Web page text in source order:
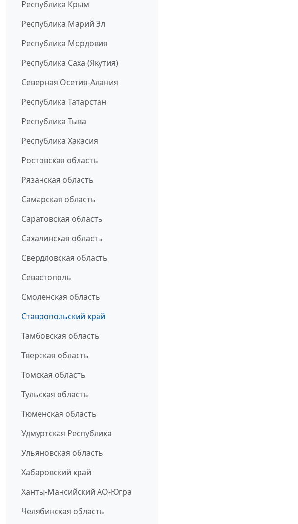
Республика Крым
Республика Марий Эл
Республика Мордовия
Республика Саха (Якутия)
Северная Осетия-Алания
Республика Татарстан
Республика Тыва
Республика Хакасия
Ростовская область
Рязанская область
Самарская область
Саратовская область
Сахалинская область
Свердловская область
Севастополь
Смоленская область
Ставропольский край
Тамбовская область
Тверская область
Томская область
Тульская область
Тюменская область
Удмуртская Республика
Ульяновская область
Хабаровский край
Ханты-Мансийский АО-Югра
Челябинская область